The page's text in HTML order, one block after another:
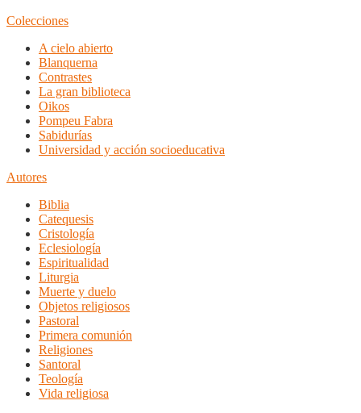
Colecciones
A cielo abierto
Blanquerna
Contrastes
La gran biblioteca
Oikos
Pompeu Fabra
Sabidurías
Universidad y acción socioeducativa
Autores
Biblia
Catequesis
Cristología
Eclesiología
Espiritualidad
Liturgia
Muerte y duelo
Objetos religiosos
Pastoral
Primera comunión
Religiones
Santoral
Teología
Vida religiosa